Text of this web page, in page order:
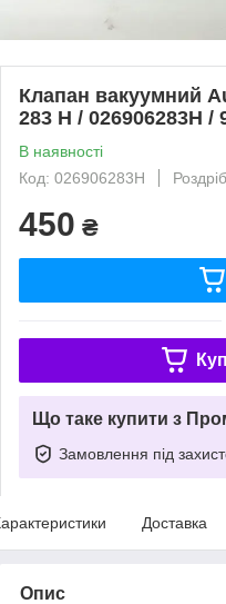
Клапан вакуумний
283 H / 026906283H /
В наявності
Код: 026906283H
Роздріб
450 ₴
Що таке купити з
Замовлення під
Доставка
Опис